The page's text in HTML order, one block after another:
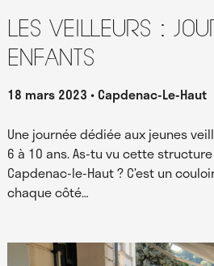
Les Veilleurs :
enfants
18 mars 2023 Capdenac-Le-Haut
Une journée dédiée aux jeunes
6 à 10 ans. As-tu vu cette
Capdenac-le-Haut ? C’est un
chaque côté…